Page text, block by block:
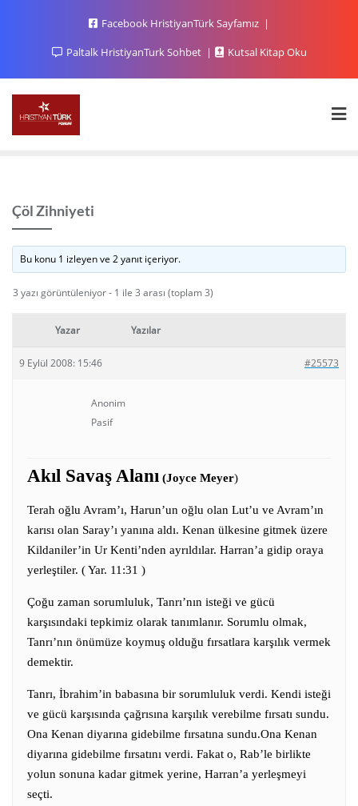
Facebook HristiyanTürk Sayfamız
Paltalk HristiyanTurk Sohbet
Kutsal Kitap Oku
Çöl Zihniyeti
Bu konu 1 izleyen ve 2 yanıt içeriyor.
3 yazı görüntüleniyor - 1 ile 3 arası (toplam 3)
Yazar Yazılar
9 Eylül 2008: 15:46 #25573
Anonim
Pasif
Akıl Savaş Alanı (Joyce Meyer)
Terah oğlu Avram’ı, Harun’un oğlu olan Lut’u ve Avram’ın
karısı olan Saray’ı yanına aldı. Kenan ülkesine gitmek üzere
Kildaniler’in Ur Kenti’nden ayrıldılar. Harran’a gidip oraya
yerleştiler. ( Yar. 11:31 )
Çoğu zaman sorumluluk, Tanrı’nın isteği ve gücü
karşısındaki tepkimiz olarak tanımlanır. Sorumlu olmak,
Tanrı’nın önümüze koymuş olduğu fırsatlara karşılık vermek
demektir.
Tanrı, İbrahim’in babasına bir sorumluluk verdi. Kendi isteği
ve gücü karşısında çağrısına karşılık verebilme fırsatı sundu.
Ona Kenan diyarına gidebilme fırsatına sundu.Ona Kenan
diyarına gidebilme fırsatını verdi. Fakat o, Rab’le birlikte
yolun sonuna kadar gitmek yerine, Harran’a yerleşmeyi
seçti.